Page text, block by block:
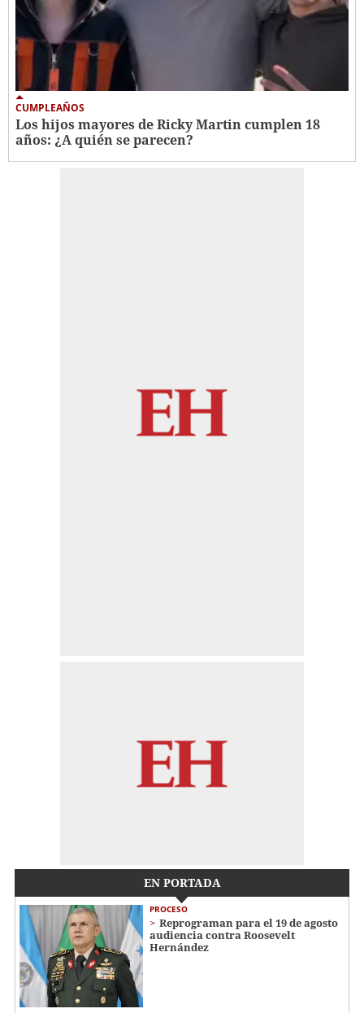
CUMPLEAÑOS
Los hijos mayores de Ricky Martin cumplen 18
años: ¿A quién se parecen?
EN PORTADA
PROCESO
Reprograman para el 19 de agosto
audiencia contra Roosevelt
Hernández